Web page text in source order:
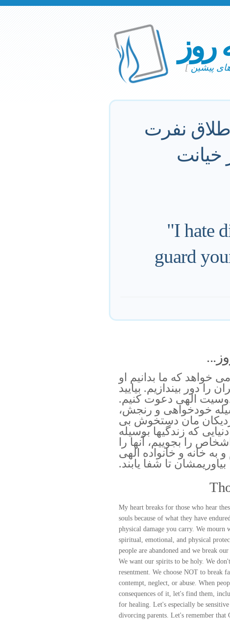
روز
پیشین]
طلاق نفرت
"I hate
guard
خواهد که ما بدانیم او
را دور بیندازیم. بیایید
الهی دعوت کنیم.
خودخواهی و رنجش،
مان دستخوش بی
که زندگیها بوسیله
را بجوییم، آنها را
خانه و خانواده الهی
بیاوریمشان تا شفا یابند.
My heart breaks for those who hear
souls because of what they have
physical damage you carry. We
spiritual, emotional, and physical
people are abandoned and we break
We want our spirits to be holy. We
resentment. We choose NOT to break
contempt, neglect, or abuse. When
consequences of it, let's find them,
for healing. Let's especially be
divorcing parents. Let's remember that